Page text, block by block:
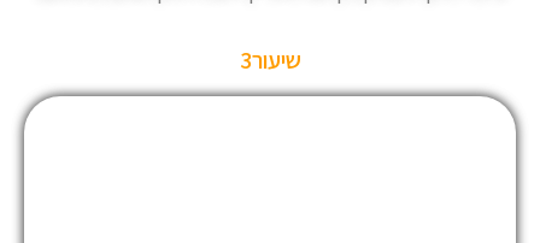
שיעור3